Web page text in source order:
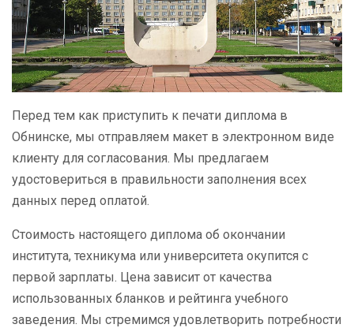
Перед тем как приступить к печати диплома в
Обнинске, мы отправляем макет в электронном виде
клиенту для согласования. Мы предлагаем
удостовериться в правильности заполнения всех
данных перед оплатой.
Стоимость настоящего диплома об окончании
института, техникума или университета окупится с
первой зарплаты. Цена зависит от качества
использованных бланков и рейтинга учебного
заведения. Мы стремимся удовлетворить потребности